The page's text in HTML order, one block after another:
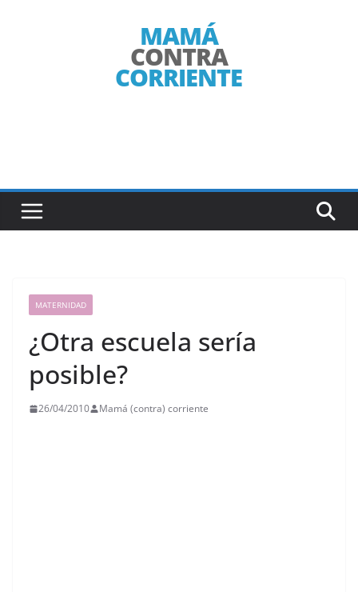
MATERNIDAD
¿Otra escuela sería
posible?
26/04/2010 Mamá (contra) corriente